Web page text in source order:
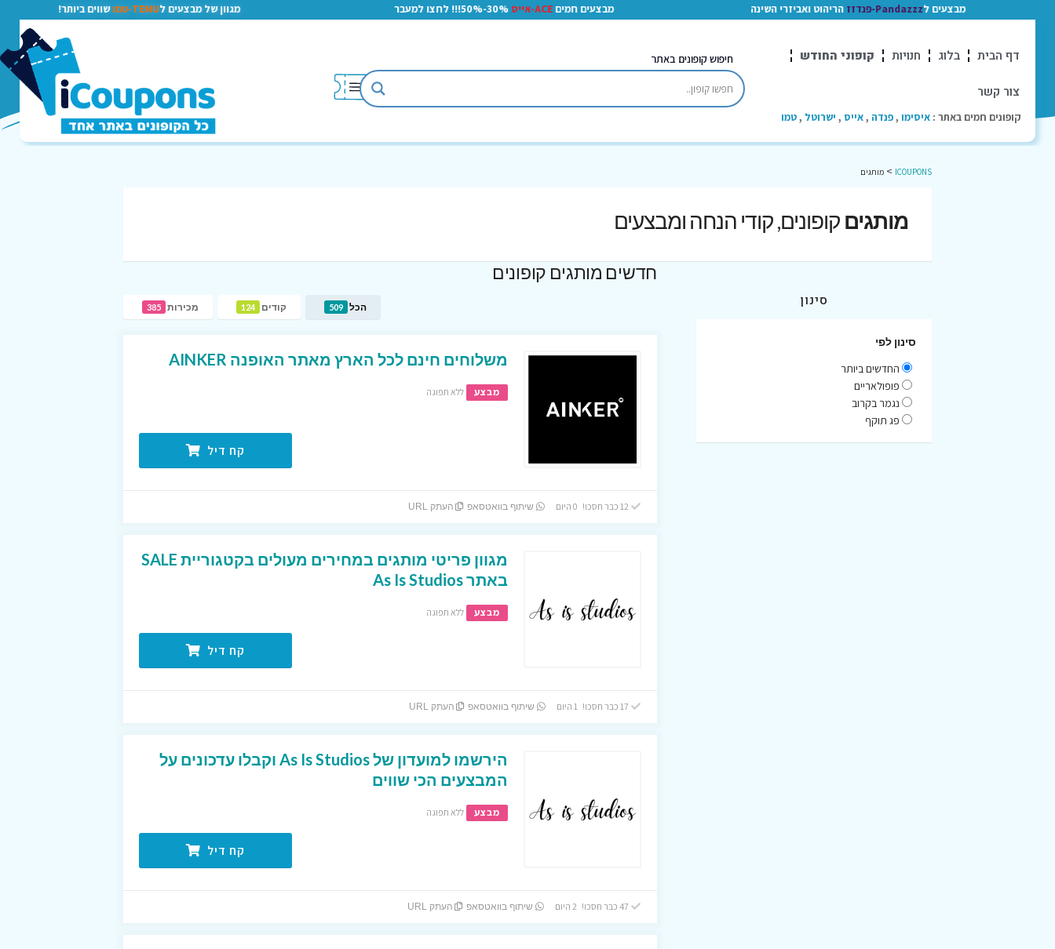
מבצעים לPandazzz-פנדזז הריהוט ואביזרי השינה מבצעים חמיםACE-אייס 30%-50%!!! לחצו למעבר מגוון של מבצעים לTEMU-טמו שווים ביותר!
דף הבית בלוג חנויות קופוני החודש
צור קשר
קופונים חמים באתר : איסימו ,פנדה ,אייס , ישרוטל ,טמו
חיפוש קופונים באתר
ICOUPONS
> מותגים
מותגים קופונים, קודי הנחה ומבצעים
חדשים מותגים קופונים
הכל 509 קודים 124 מכירות 385
משלוחים חינם לכל הארץ מאתר האופנה AINKER
מבצע ללא תפוגה
קח דיל
12 כבר חסכו! 0 היום שיתוף בוואטסאפ העתק URL
מגוון פריטי מותגים במחירים מעולים בקטגוריית SALE
באתר As Is Studios
מבצע ללא תפוגה
קח דיל
שיתוף בוואטסאפ העתק URL
הירשמו למועדון של As Is Studios וקבלו עדכונים על
המבצעים הכי שווים
מבצע ללא תפוגה
קח דיל
שיתוף בוואטסאפ העתק URL
סינון
סינון לפי
החדשים ביותר
פופולאריים
נגמר בקרוב
פג תוקף